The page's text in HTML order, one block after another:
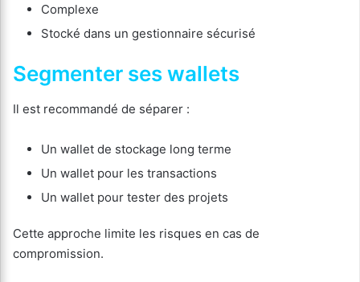
Complexe
Stocké dans un gestionnaire sécurisé
Segmenter ses wallets
Il est recommandé de séparer :
Un wallet de stockage long terme
Un wallet pour les transactions
Un wallet pour tester des projets
Cette approche limite les risques en cas de
compromission.